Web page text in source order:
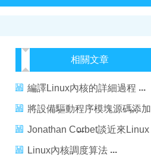
相關文章
編譯Linux內核的詳細過程
將設備驅動程序模塊源碼添加
到Linux內核模塊源碼中
Jonathan Corbet談近來Linux
內核的改進
Linux內核調度算法